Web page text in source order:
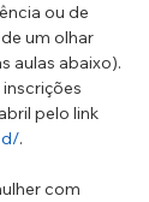
ou de
um olhar
aulas abaixo).
pelo link
.
com